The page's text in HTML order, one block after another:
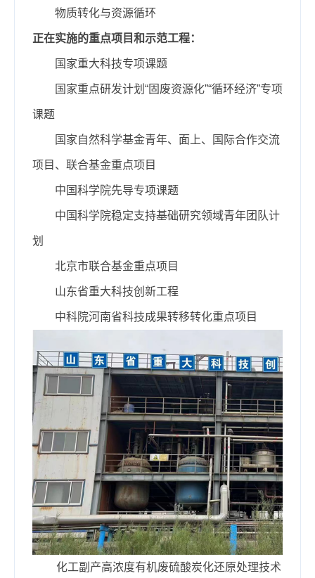
物质转化与资源循环
正在实施的重点项目和示范工程：
国家重大科技专项课题
国家重点研发计划“固废资源化”“循环经济”专项
课题
国家自然科学基金青年、面上、国际合作交流
项目、联合基金重点项目
中国科学院先导专项课题
中国科学院稳定支持基础研究领域青年团队计
划
北京市联合基金重点项目
山东省重大科技创新工程
中科院河南省科技成果转移转化重点项目
化工副产高浓度有机废硫酸炭化还原处理技术